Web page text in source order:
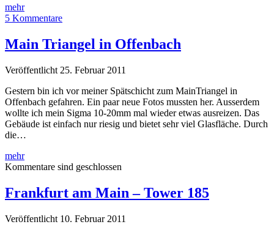
mehrMyZeil
–
Shoppingbude
in
5 Kommentare
Main Triangel in Offenbach
Veröffentlicht 25. Februar 2011
Gestern bin ich vor meiner Spätschicht zum MainTriangel in
Offenbach gefahren. Ein paar neue Fotos mussten her. Ausserdem
wollte ich mein Sigma 10-20mm mal wieder etwas ausreizen. Das
Gebäude ist einfach nur riesig und bietet sehr viel Glasfläche. Durch
die…
mehrMain
Triangel
Offenbach
Kommentare sind geschlossen
Frankfurt am Main – Tower 185
Veröffentlicht 10. Februar 2011